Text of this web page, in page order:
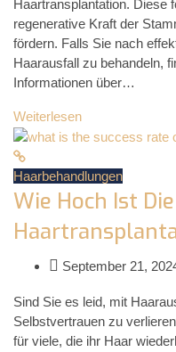
Haartransplantation. Diese
regenerative Kraft der
fördern. Falls Sie nach
Haarausfall zu behandeln,
Informationen über…
Weiterlesen
Haarbehandlungen
Wie Hoch Ist
September 21,
Sind Sie es leid, mit
Selbstvertrauen zu
für viele, die ihr Haar